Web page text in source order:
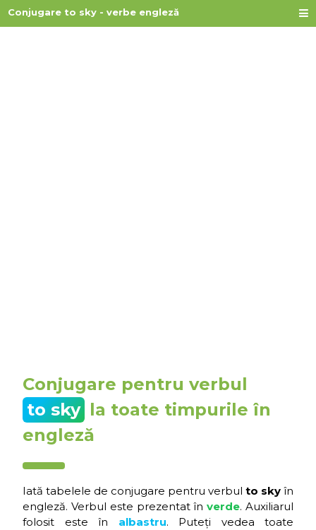
Conjugare to sky - verbe engleză
Conjugare pentru verbul
to sky la toate timpurile în
engleză
Iată tabelele de conjugare pentru verbul to sky în
engleză. Verbul este prezentat înverde. Auxiliarul
folosit este în albastru. Puteți vedea toate